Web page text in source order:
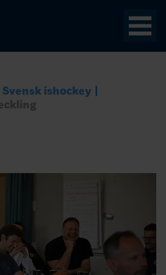
ishockey